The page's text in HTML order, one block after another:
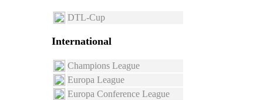
DTL-Cup
International
Champions League
Europa League
Europa Conference League